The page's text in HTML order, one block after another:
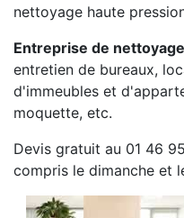
nettoyage haute
Entreprise de
entretien de bureaux,
d'immeubles et
moquette, etc.
Devis gratuit au 01 46
compris le dimanche et